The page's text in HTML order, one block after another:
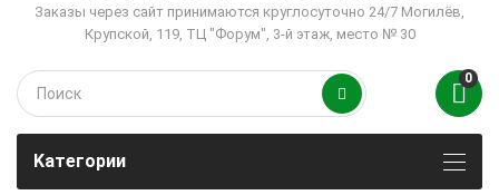
Заказы через сайт принимаются круглосуточно 24/7 Могилёв,
Крупской, 119, ТЦ "Форум", 3-й этаж, место № 30
0
Kатегории